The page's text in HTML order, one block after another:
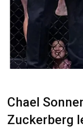
Chael
Zuckerberg